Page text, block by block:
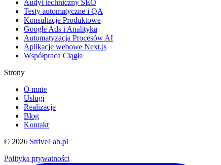
Audyt techniczny SEO
Testy automatyczne i QA
Konsultacje Produktowe
Google Ads i Analityka
Automatyzacja Procesów AI
Aplikacje webowe Next.js
Współpraca Ciągła
Strony
O mnie
Usługi
Realizacje
Blog
Kontakt
© 2026 StriveLab.pl
Polityka prywatności